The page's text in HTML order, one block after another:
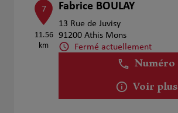
7
11.56
km
Fabrice BOULAY
13 Rue de Juvisy
91200 Athis Mons
Fermé actuellement
Numéro
Voir plus